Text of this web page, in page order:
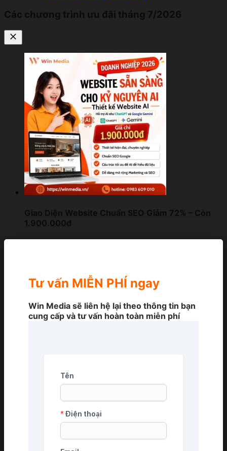
Các chương trình ưu đãi tháng 7/2026
Giao Diện Website Chuẩn SEO Giảm 72% – Còn
1.900.000đ
Tư vấn MIỄN PHÍ ngay
Win Media sẽ liên hệ lại theo thông tin bạn
cung cấp và tư vấn hoàn toàn miễn phí